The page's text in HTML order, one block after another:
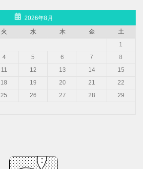
2026年8月
火 水 木 金
土
1
4 5 6 7
8
11 12 13 14
15
18 19 20 21
22
25 26 27 28
29